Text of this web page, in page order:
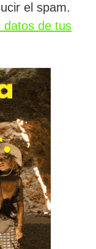
el spam.
datos de tus